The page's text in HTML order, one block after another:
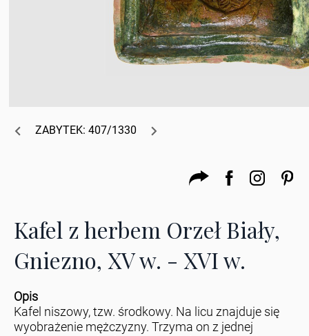
ZABYTEK: 407/1330
Kafel z herbem Orzeł Biały,
Gniezno, XV w. - XVI w.
Opis
Kafel niszowy, tzw. środkowy. Na licu znajduje się
wyobrażenie mężczyzny. Trzyma on z jednej